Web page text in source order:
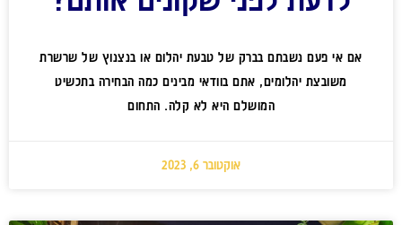
אם אי פעם נשבתם בברק של טבעת יהלום או בנצנוץ של שרשרת
משובצת יהלומים, אתם בוודאי מבינים כמה הבחירה בתכשיט
המושלם היא לא קלה. התחום
אוקטובר 6, 2023